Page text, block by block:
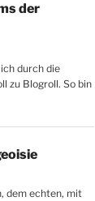
der
durch die
zu Blogroll. So bin
dem echten, mit